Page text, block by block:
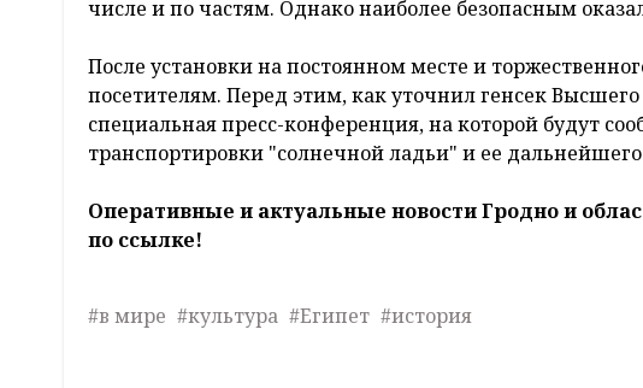
числе и по частям. Однако наиболее безопасным
После установки на постоянном месте и
посетителям. Перед этим, как уточнил генсек Высшего
специальная пресс-конференция, на которой будут
транспортировки "солнечной ладьи" и ее
Оперативные и актуальные новости Гродно и
по ссылке!
#в мире #культура #Египет #история